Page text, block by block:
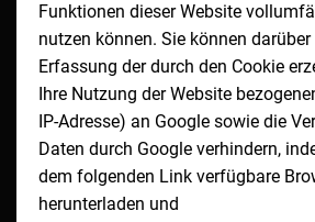
Funktionen dieser Website
nutzen können. Sie können
Erfassung der durch den Cookie
Ihre Nutzung der Website
IP-Adresse) an Google sowie die
Daten durch Google verhindern,
dem folgenden Link verfügbare
herunterladen und